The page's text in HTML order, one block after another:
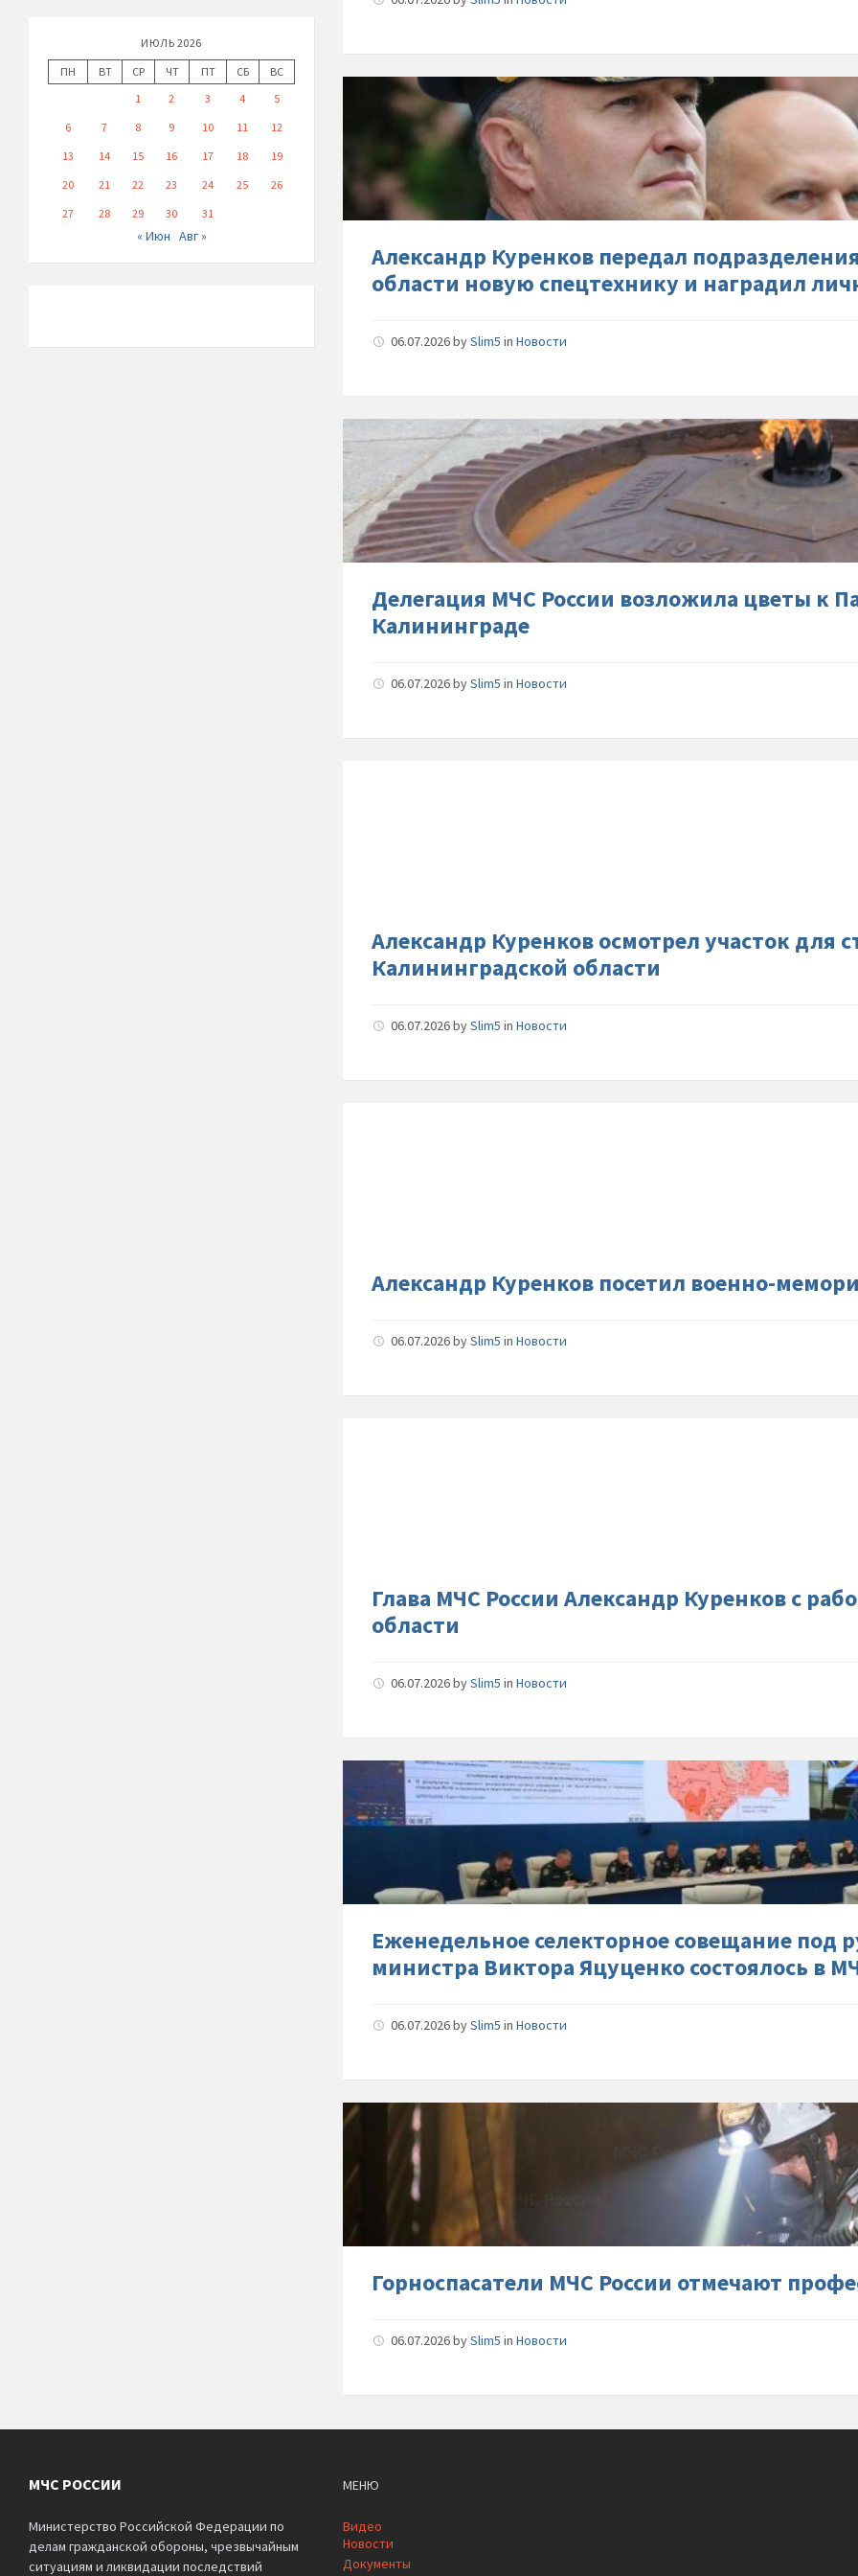
в-
области-
Александр Куренков передал
области новую спецтехнику и наградил
06.07.2026bySlim5 inНовости
МЧС-
России-
к-
Делегация МЧС России возложила цветы к
Калининграде
06.07.2026bySlim5 inНовости
в-
Александр Куренков осмотрел участок для
Калининградской области
06.07.2026bySlim5 inНовости
Александр Куренков посетил военно-
06.07.2026bySlim5 inНовости
в-
Глава МЧС России Александр Куренков с
области
06.07.2026bySlim5 inНовости
под-
Ежeнедельное селекторное совeщание под
министра Виктора Яцуцeнко состоялось в
06.07.2026bySlim5 inНовости
МЧС-
России-
Горноспасатели МЧС России отмечают
06.07.2026bySlim5 inНовости
ИЮЛЬ 2026
ПН
ВТ СР ЧТ ПТ СБ
ВС
1
2 3 4
5
6
7 8 9 10 11
12
13
14 15 16 17 18
19
20
21 22 23 24 25
26
27
28 29 30 31
« Июн Авг »
МЧС РОССИИ
Министерство Российской Федерации по
делам гражданской обороны, чрезвычайным
ситуациям и ликвидации последствий
МЕНЮ
Видео
Новости
Документы